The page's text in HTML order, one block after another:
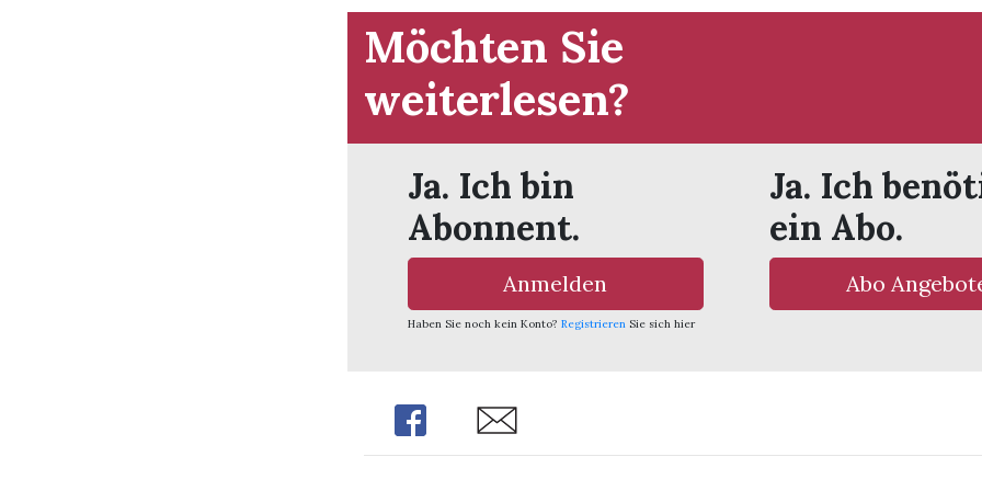
Möchten Sie
weiterlesen?
Ja. Ich bin
Abonnent.
Anmelden
Haben Sie noch kein Konto? Registrieren Sie sich hier
Ja. Ich
ein Abo.
Abo
Share Share